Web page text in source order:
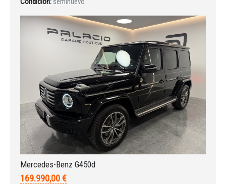
¿Ha olvidado la contraseña?
Mercedes-Benz G450d
169.990,00 €